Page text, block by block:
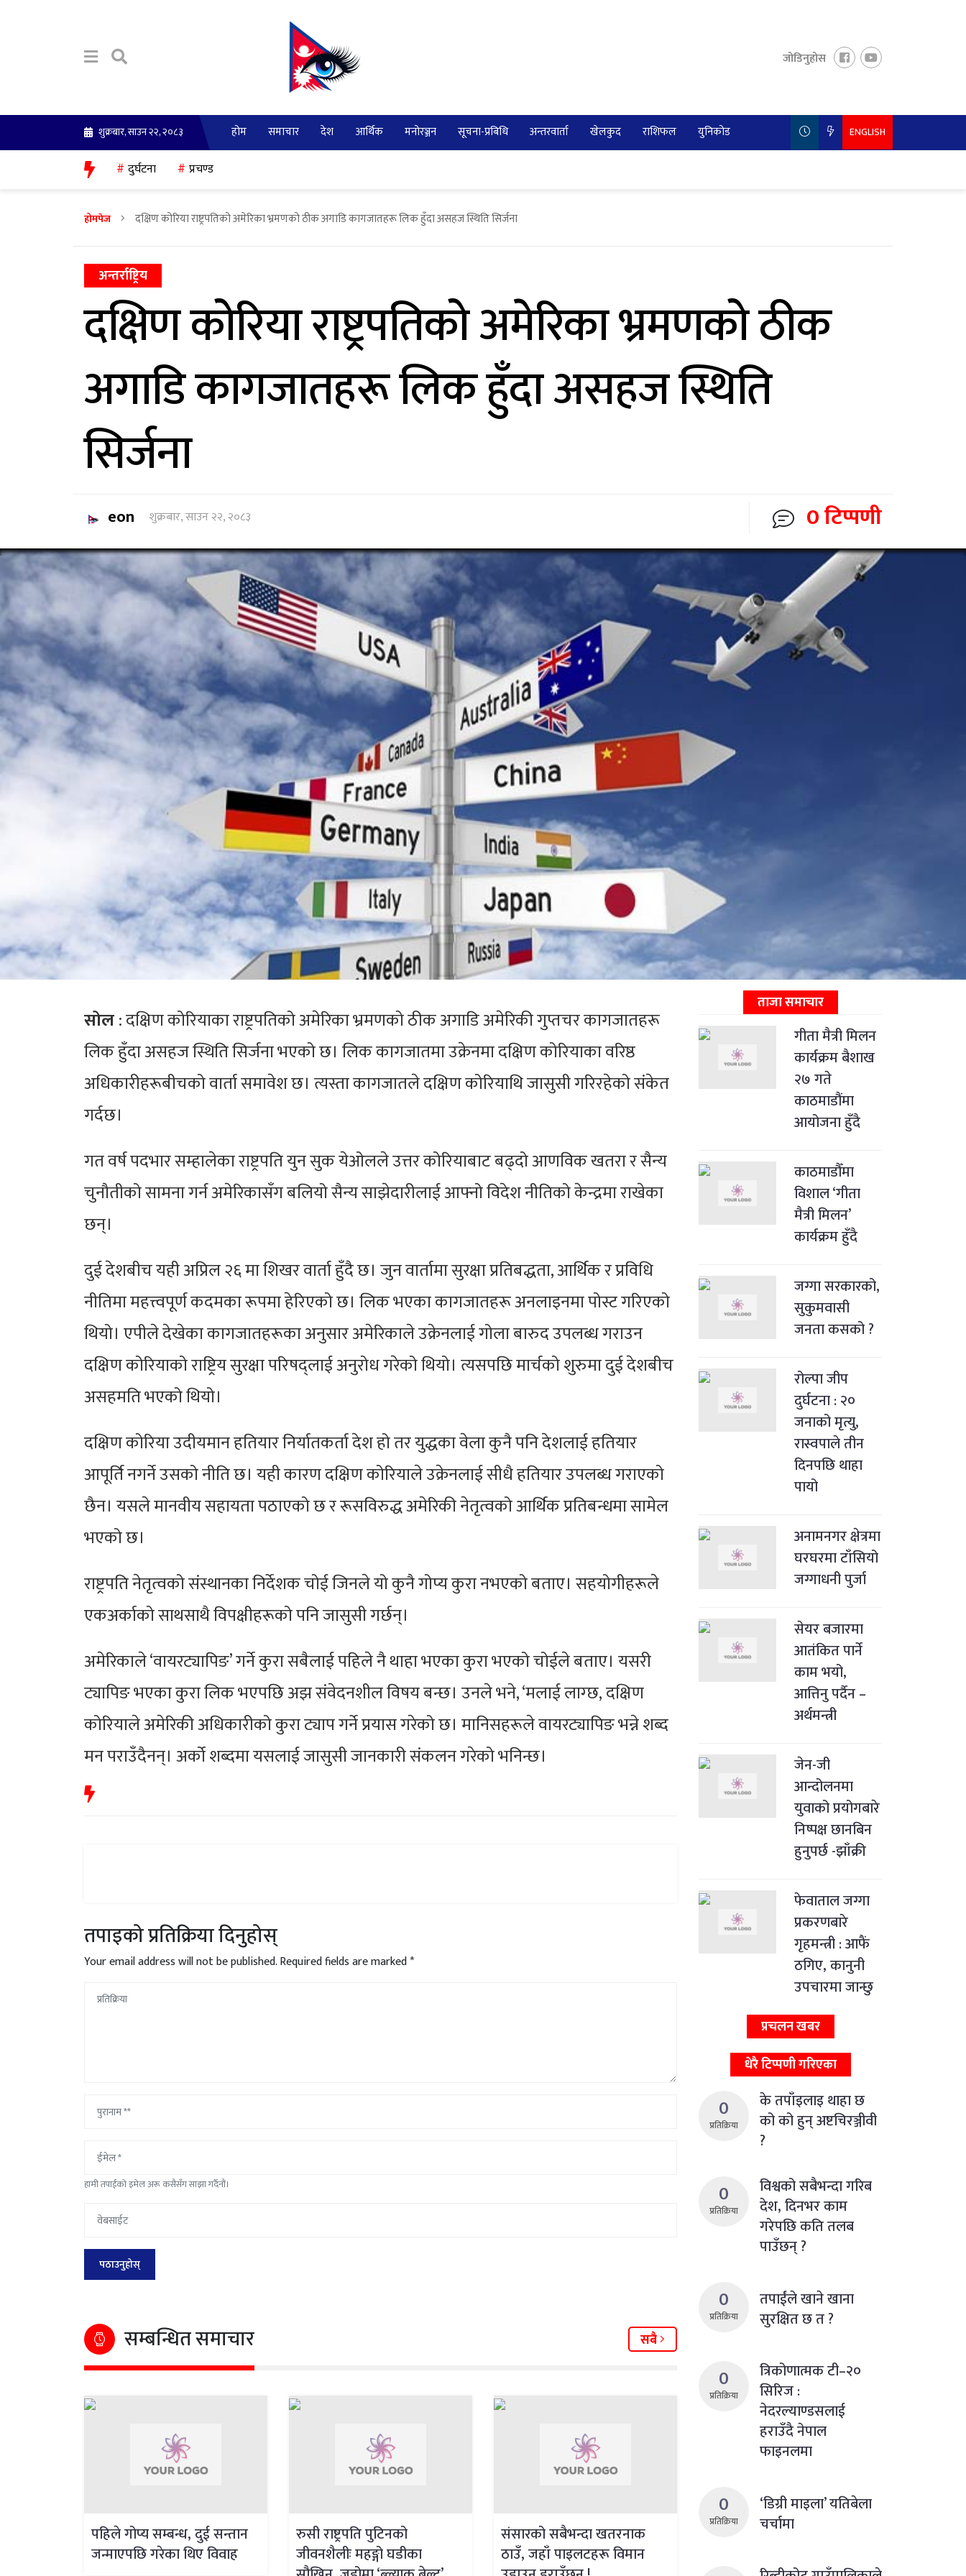
जोडिनुहोस
शुक्रबार, साउन २२, २०८३ होम समाचार देश आर्थिक मनोरञ्जन सूचना-प्रबिधि अन्तरवार्ता खेलकुद राशिफल युनिकोड ENGLISH
दुर्घटना प्रचण्ड
होमपेज दक्षिण कोरिया राष्ट्रपतिको अमेरिका भ्रमणको ठीक अगाडि कागजातहरू लिक हुँदा असहज स्थिति सिर्जना
अन्तर्राष्ट्रिय
दक्षिण कोरिया राष्ट्रपतिको अमेरिका भ्रमणको ठीक
अगाडि कागजातहरू लिक हुँदा असहज स्थिति
सिर्जना
eon शुक्रबार, साउन २२, २०८३ 0 टिप्पणी
सोल: दक्षिण कोरियाका राष्ट्रपतिको अमेरिका भ्रमणको ठीक अगाडि अमेरिकी गुप्तचर कागजातहरू
लिक हुँदा असहज स्थिति सिर्जना भएको छ। लिक कागजातमा उक्रेनमा दक्षिण कोरियाका वरिष्ठ
अधिकारीहरूबीचको वार्ता समावेश छ। त्यस्ता कागजातले दक्षिण कोरियाथि जासुसी गरिरहेको संकेत
गर्दछ।
गत वर्ष पदभार सम्हालेका राष्ट्रपति युन सुक येओलले उत्तर कोरियाबाट बढ्दो आणविक खतरा र सैन्य
चुनौतीको सामना गर्न अमेरिकासँग बलियो सैन्य साझेदारीलाई आफ्नो विदेश नीतिको केन्द्रमा राखेका
छन्।
दुई देशबीच यही अप्रिल २६ मा शिखर वार्ता हुँदै छ। जुन वार्तामा सुरक्षा प्रतिबद्धता, आर्थिक र प्रविधि
नीतिमा महत्त्वपूर्ण कदमका रूपमा हेरिएको छ। लिक भएका कागजातहरू अनलाइनमा पोस्ट गरिएको
थियो। एपीले देखेका कागजातहरूका अनुसार अमेरिकाले उक्रेनलाई गोला बारुद उपलब्ध गराउन
दक्षिण कोरियाको राष्ट्रिय सुरक्षा परिषद्लाई अनुरोध गरेको थियो। त्यसपछि मार्चको शुरुमा दुई देशबीच
असहमति भएको थियो।
दक्षिण कोरिया उदीयमान हतियार निर्यातकर्ता देश हो तर युद्धका वेला कुनै पनि देशलाई हतियार
आपूर्ति नगर्ने उसको नीति छ। यही कारण दक्षिण कोरियाले उक्रेनलाई सीधै हतियार उपलब्ध गराएको
छैन। यसले मानवीय सहायता पठाएको छ र रूसविरुद्ध अमेरिकी नेतृत्वको आर्थिक प्रतिबन्धमा सामेल
भएको छ।
राष्ट्रपति नेतृत्वको संस्थानका निर्देशक चोई जिनले यो कुनै गोप्य कुरा नभएको बताए। सहयोगीहरूले
एकअर्काको साथसाथै विपक्षीहरूको पनि जासुसी गर्छन्।
अमेरिकाले ‘वायरट्यापिङ’ गर्ने कुरा सबैलाई पहिले नै थाहा भएका कुरा भएको चोईले बताए। यसरी
ट्यापिङ भएका कुरा लिक भएपछि अझ संवेदनशील विषय बन्छ। उनले भने, ‘मलाई लाग्छ‚ दक्षिण
कोरियाले अमेरिकी अधिकारीको कुरा ट्याप गर्ने प्रयास गरेको छ। मानिसहरूले वायरट्यापिङ भन्ने शब्द
मन पराउँदैनन्। अर्को शब्दमा यसलाई जासुसी जानकारी संकलन गरेको भनिन्छ।
तपाइको प्रतिक्रिया दिनुहोस्
Your email address will not be published.Required fields are marked*
हामी तपाईंको इमेल अरू कसैसँग साझा गर्दैनौं।
सम्बन्धित समाचार सबै
पहिले गोप्य सम्बन्ध, दुई सन्तान
जन्माएपछि गरेका थिए विवाह
रुसी राष्ट्रपति पुटिनको
जीवनशैलीः महङ्गो घडीका
संसारको सबैभन्दा खतरनाक
ठाउँ, जहाँ पाइलटहरू विमान
ताजा समाचार
गीता मैत्री मिलन
कार्यक्रम बैशाख
२७ गते
काठमाडौंमा
आयोजना हुँदै
काठमाडौँमा
विशाल ‘गीता
मैत्री मिलन’
कार्यक्रम हुँदै
जग्गा सरकारको,
सुकुमवासी
जनता कसको ?
रोल्पा जीप
दुर्घटना : २०
जनाको मृत्यु,
रास्वपाले तीन
दिनपछि थाहा
पायो
अनामनगर क्षेत्रमा
घरघरमा टाँसियो
जग्गाधनी पुर्जा
सेयर बजारमा
आतंकित पार्ने
काम भयो,
आत्तिनु पर्दैन –
अर्थमन्त्री
जेन-जी
आन्दोलनमा
युवाको प्रयोगबारे
निष्पक्ष छानबिन
हुनुपर्छ -झाँक्री
फेवाताल जग्गा
प्रकरणबारे
गृहमन्त्री : आफैं
ठगिए, कानुनी
उपचारमा जान्छु
प्रचलन खबर
धेरै टिप्पणी गरिएका
0
प्रतिक्रिया
के तपाँइलाइ थाहा छ
को को हुन् अष्टचिरञ्जीवी
?
0
प्रतिक्रिया
विश्वको सबैभन्दा गरिब
देश, दिनभर काम
गरेपछि कति तलब
पाउँछन् ?
0
प्रतिक्रिया
तपाईंले खाने खाना
सुरक्षित छ त ?
0
प्रतिक्रिया
त्रिकोणात्मक टी–२०
सिरिज :
नेदरल्याण्डसलाई
हराउँदै नेपाल
फाइनलमा
0
प्रतिक्रिया
‘डिग्री माइला’ यतिबेला
चर्चामा